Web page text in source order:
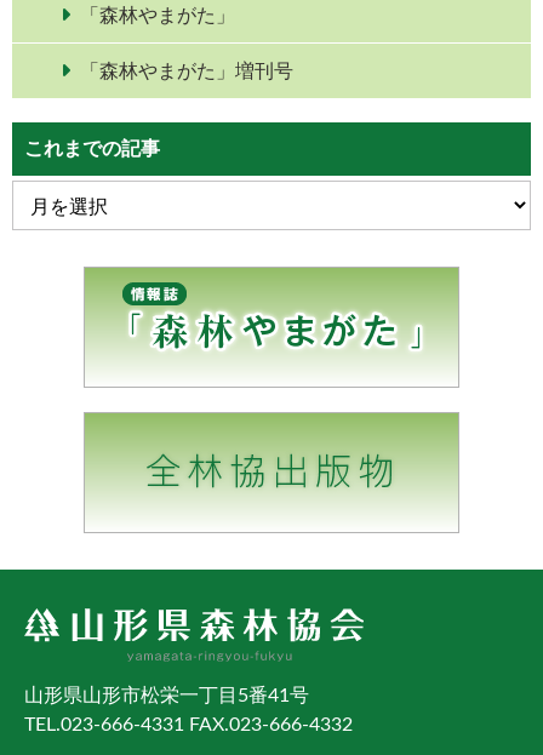
「森林やまがた」
「森林やまがた」増刊号
これまでの記事
山形県山形市松栄一丁目5番41号
TEL.023-666-4331 FAX.023-666-4332